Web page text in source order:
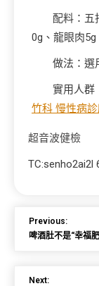
配料：五
0g、龍眼肉5g
做法：選
實用人群
竹科 慢性病
超音波健檢
TC:senho2ai2l
Previous:
啤酒肚不是“幸福
Next: